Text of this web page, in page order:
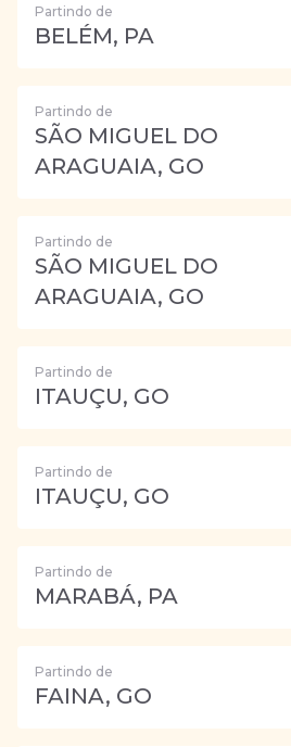
Partindo de
BELÉM, PA
Partindo de
SÃO MIGUEL DO
ARAGUAIA, GO
Partindo de
SÃO MIGUEL DO
ARAGUAIA, GO
Partindo de
ITAUÇU, GO
Partindo de
ITAUÇU, GO
Partindo de
MARABÁ, PA
Partindo de
FAINA, GO